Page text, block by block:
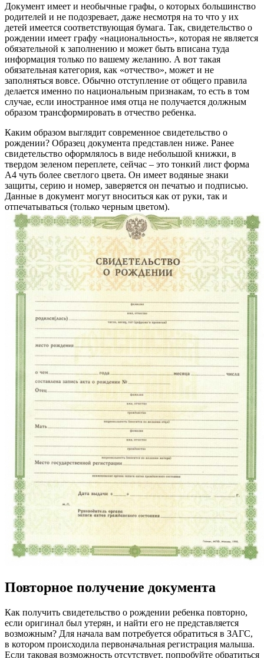
Документ имеет и необычные графы, о которых большинство
родителей и не подозревает, даже несмотря на то что у их
детей имеется соответствующая бумага. Так, свидетельство о
рождении имеет графу «национальность», которая не является
обязательной к заполнению и может быть вписана туда
информация только по вашему желанию. А вот такая
обязательная категория, как «отчество», может и не
заполняться вовсе. Обычно отступление от общего правила
делается именно по национальным признакам, то есть в том
случае, если иностранное имя отца не получается должным
образом трансформировать в отчество ребенка.
Каким образом выглядит современное свидетельство о
рождении? Образец документа представлен ниже. Ранее
свидетельство оформлялось в виде небольшой книжки, в
твердом зеленом переплете, сейчас – это тонкий лист форма
А4 чуть более светлого цвета. Он имеет водяные знаки
защиты, серию и номер, заверяется он печатью и подписью.
Данные в документ могут вноситься как от руки, так и
отпечатываться (только черным цветом).
Повторное получение документа
Как получить свидетельство о рождении ребенка повторно,
если оригинал был утерян, и найти его не представляется
возможным? Для начала вам потребуется обратиться в ЗАГС,
в котором происходила первоначальная регистрация малыша.
Если таковая возможность отсутствует, попробуйте обратиться